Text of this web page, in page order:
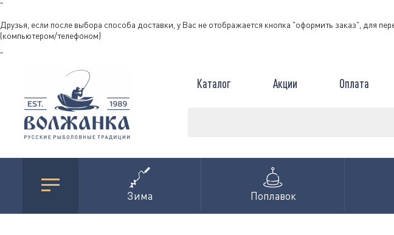
"
Друзья, если после выбора способа доставки, у Вас не отображается кнопка "оформить заказ", для
(компьютером/телефоном)
"
Каталог Акции Оплата
Зима Поплавок